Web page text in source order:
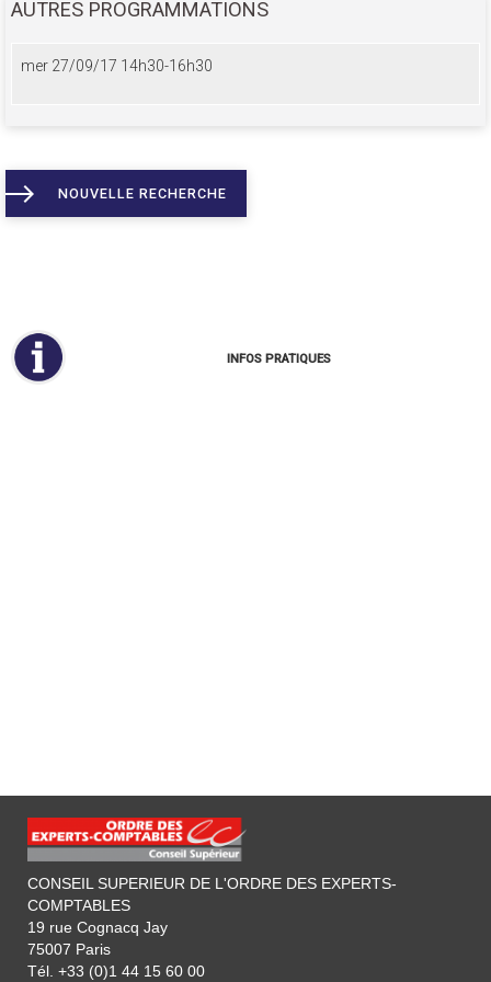
AUTRES PROGRAMMATIONS
mer 27/09/17 14h30-16h30
NOUVELLE RECHERCHE
INFOS PRATIQUES
CONSEIL SUPERIEUR DE L'ORDRE DES EXPERTS-
COMPTABLES
19 rue Cognacq Jay
75007 Paris
Tél. +33 (0)1 44 15 60 00